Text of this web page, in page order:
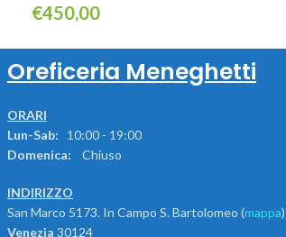
€450,00
Oreficeria Meneghetti
ORARI
Lun-Sab: 10:00 - 19:00
Domenica:
Chiuso
INDIRIZZO
San Marco 5173. In Campo S. Bartolomeo (mappa)
Venezia 30124